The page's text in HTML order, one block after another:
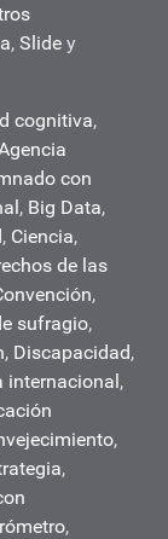
, Slide y
cognitiva,
con
, Big Data,
, Ciencia,
de las
,
sufragio,
, Discapacidad,
internacional,
,
,
,